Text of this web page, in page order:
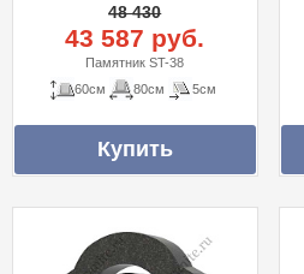
48 430
43 587 руб.
Памятник ST-38
60см
80см 5см